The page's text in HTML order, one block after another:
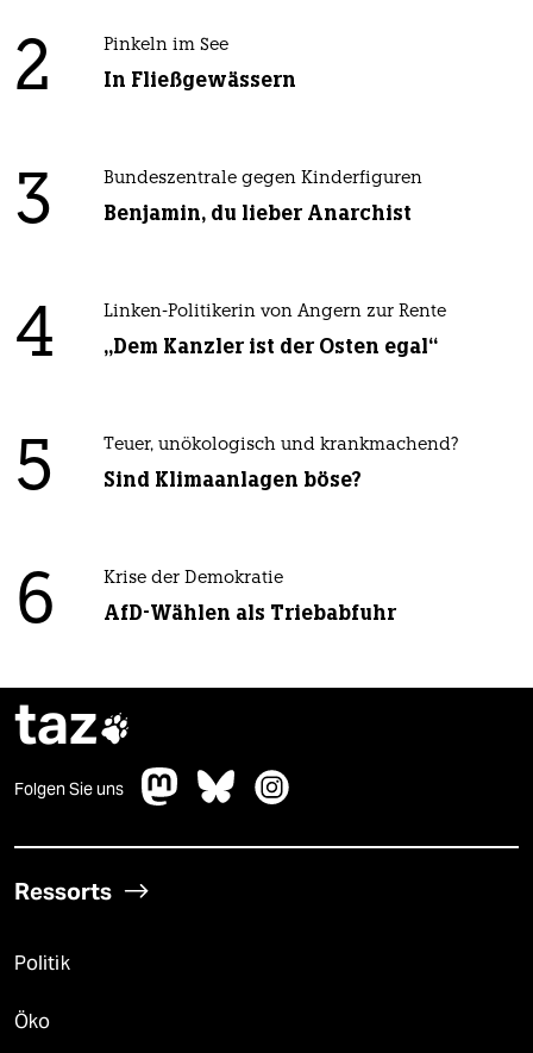
2 Pinkeln im See
In Fließgewässern
3 Bundeszentrale gegen Kinderfiguren
Benjamin, du lieber Anarchist
4 Linken-Politikerin von Angern zur Rente
„Dem Kanzler ist der Osten egal“
5 Teuer, unökologisch und krankmachend?
Sind Klimaanlagen böse?
6 Krise der Demokratie
AfD-Wählen als Triebabfuhr
taz
Folgen Sie uns
Ressorts
Politik
Öko